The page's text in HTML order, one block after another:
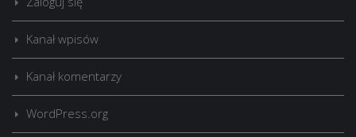
Kanał wpisów
Kanał komentarzy
WordPress.org